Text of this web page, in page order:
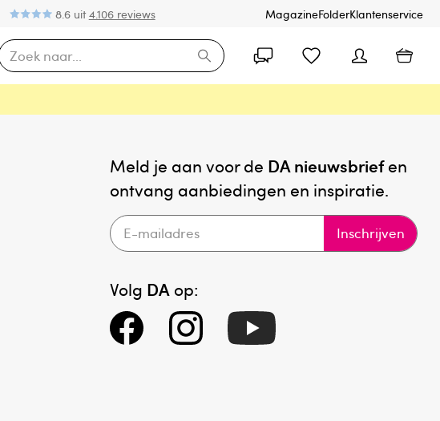
8.6 uit4.106 reviews MagazineFolderKlantenservice
Meld je aan voor de DA nieuwsbriefen
ontvang aanbiedingen en inspiratie.
Inschrijven
Volg DA op: